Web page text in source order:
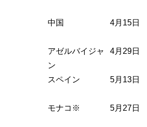
中国 4月15日
アゼルバイジャ
ン
4月29日
スペイン 5月13日
モナコ※ 5月27日